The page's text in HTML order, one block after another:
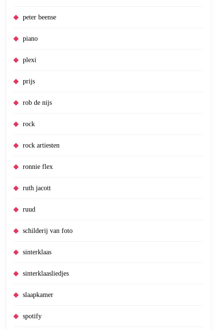
peter beense
piano
plexi
prijs
rob de nijs
rock
rock artiesten
ronnie flex
ruth jacott
ruud
schilderij van foto
sinterklaas
sinterklaasliedjes
slaapkamer
spotify